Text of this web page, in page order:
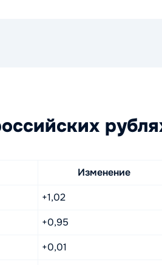
Изменение
+1,02
+0,95
+0,01